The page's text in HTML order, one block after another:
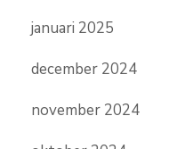
januari 2025
december 2024
november 2024